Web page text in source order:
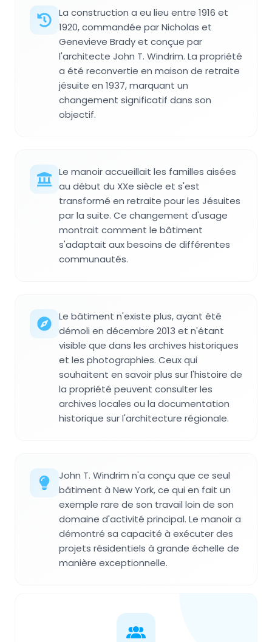
La construction a eu lieu entre 1916 et
1920, commandée par Nicholas et
Genevieve Brady et conçue par
l'architecte John T. Windrim. La propriété
a été reconvertie en maison de retraite
jésuite en 1937, marquant un
changement significatif dans son
objectif.
Le manoir accueillait les familles aisées
au début du XXe siècle et s'est
transformé en retraite pour les Jésuites
par la suite. Ce changement d'usage
montrait comment le bâtiment
s'adaptait aux besoins de différentes
communautés.
Le bâtiment n'existe plus, ayant été
démoli en décembre 2013 et n'étant
visible que dans les archives historiques
et les photographies. Ceux qui
souhaitent en savoir plus sur l'histoire de
la propriété peuvent consulter les
archives locales ou la documentation
historique sur l'architecture régionale.
John T. Windrim n'a conçu que ce seul
bâtiment à New York, ce qui en fait un
exemple rare de son travail loin de son
domaine d'activité principal. Le manoir a
démontré sa capacité à exécuter des
projets résidentiels à grande échelle de
manière exceptionnelle.